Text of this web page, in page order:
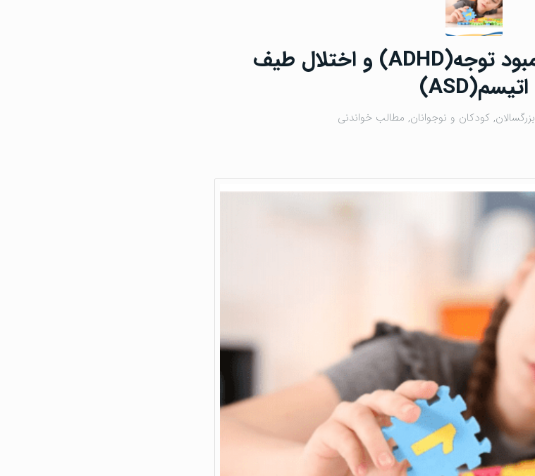
اختلال بیشفعالی کمبود توجه(ADHD) و اختلال طیف
اتیسم(ASD)
بزرگسالان,كودكان و نوجوانان, مطالب خواندنی